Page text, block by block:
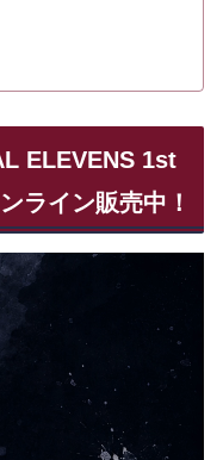
ELEVENS 1st
ライン販売中！